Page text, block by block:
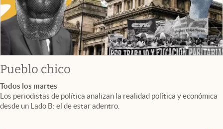
Pueblo chico
Todos los martes
Los periodistas de política analizan la realidad política y económica
desde un Lado B: el de estar adentro.